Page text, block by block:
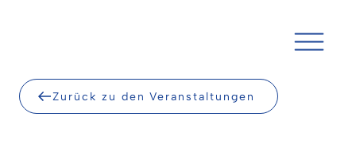
Zurück zu den Veranstaltungen